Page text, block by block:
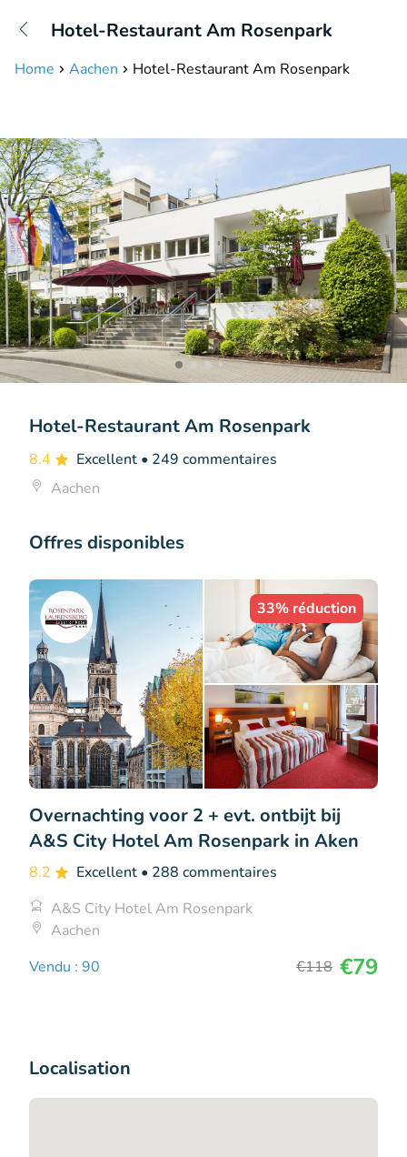
Disponible jusqu'à 23:00 heures
Hotel-Restaurant Am Rosenpark
Home Aachen Hotel-Restaurant Am Rosenpark
Hotel-Restaurant Am Rosenpark
8.4 Excellent • 249 commentaires
Aachen
Offres disponibles
33% réduction
Overnachting voor 2 + evt. ontbijt bij
A&S City Hotel Am Rosenpark in Aken
8.2 Excellent • 288 commentaires
A&S City Hotel Am Rosenpark
Aachen
Vendu : 90
€118 €79
Localisation